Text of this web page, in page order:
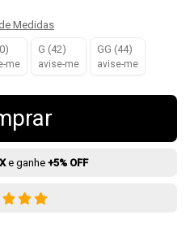
Medidas
me
G (42)
avise-me
GG (44)
avise-me
e ganhe +5% OFF